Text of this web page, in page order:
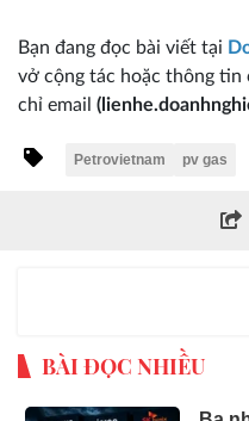
Bạn đang đọc bài viết tại
vở cộng tác hoặc thông tin
chỉ email
Petrovietnam pv gas
BÀI ĐỌC NHIỀU